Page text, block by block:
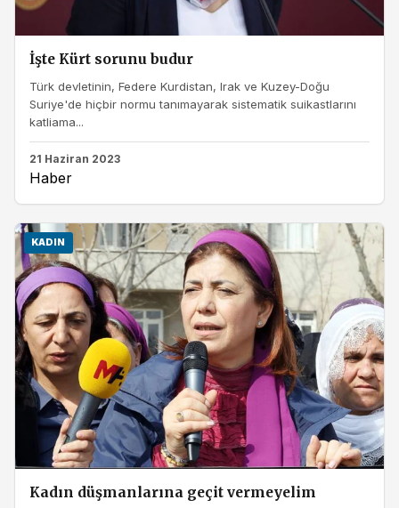
İşte Kürt sorunu budur
Türk devletinin, Federe Kurdistan, Irak ve Kuzey-Doğu
Suriye'de hiçbir normu tanımayarak sistematik suikastlarını
katliama...
21 Haziran 2023
Haber
KADIN
Kadın düşmanlarına geçit vermeyelim